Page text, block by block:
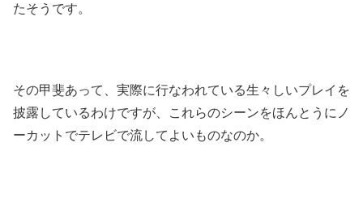
たそうです。
その甲斐あって、実際に行なわれている生々しいプレイを
披露しているわけですが、これらのシーンをほんとうにノ
ーカットでテレビで流してよいものなのか。